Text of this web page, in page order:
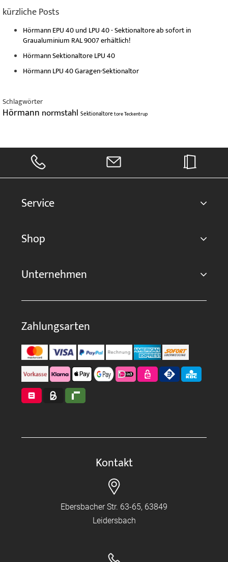
kürzliche Posts
Hörmann EPU 40 und LPU 40 - Sektionaltore ab sofort in
Graualuminium RAL 9007 erhältlich!
Hörmann Sektionaltore LPU 40
Hörmann LPU 40 Garagen-Sektionaltor
Schlagwörter
Hörmann normstahl SektionaltoretoreTeckentrup
Service
Shop
Unternehmen
Zahlungsarten
Kontakt
Ebersbacher Str. 63-65, 63849
Leidersbach